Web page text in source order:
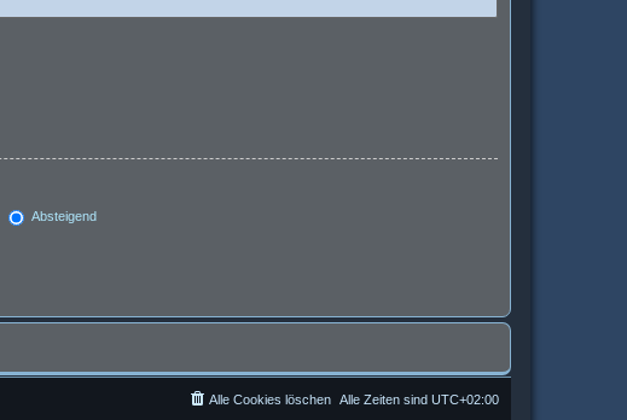
Absteigend
Alle Zeiten sind UTC+02:00
Alle Cookies löschen